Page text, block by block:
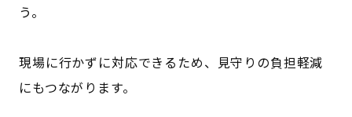
う。
現場に行かずに対応できるため、見守りの負担軽減
にもつながります。